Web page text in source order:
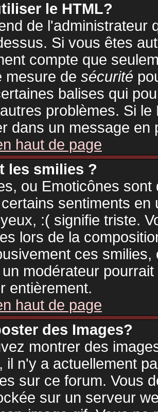
le HTML?
de l'administrateur
Si vous êtes
compte que
mesure desécurité
balises qui
problèmes. Si
dans un message en
haut de page
les smilies ?
ou Emoticônes
sentiments
:( signifie triste.
lors de la
ces
modérateur
entièrement.
haut de page
des Images?
montrer des
il n'y a actuellement
sur ce forum. Vous
sur un serveur